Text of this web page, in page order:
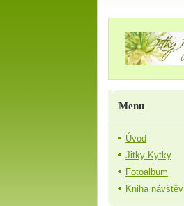
Menu
Úvod
Jitky Kytky
Fotoalbum
Kniha návštěv